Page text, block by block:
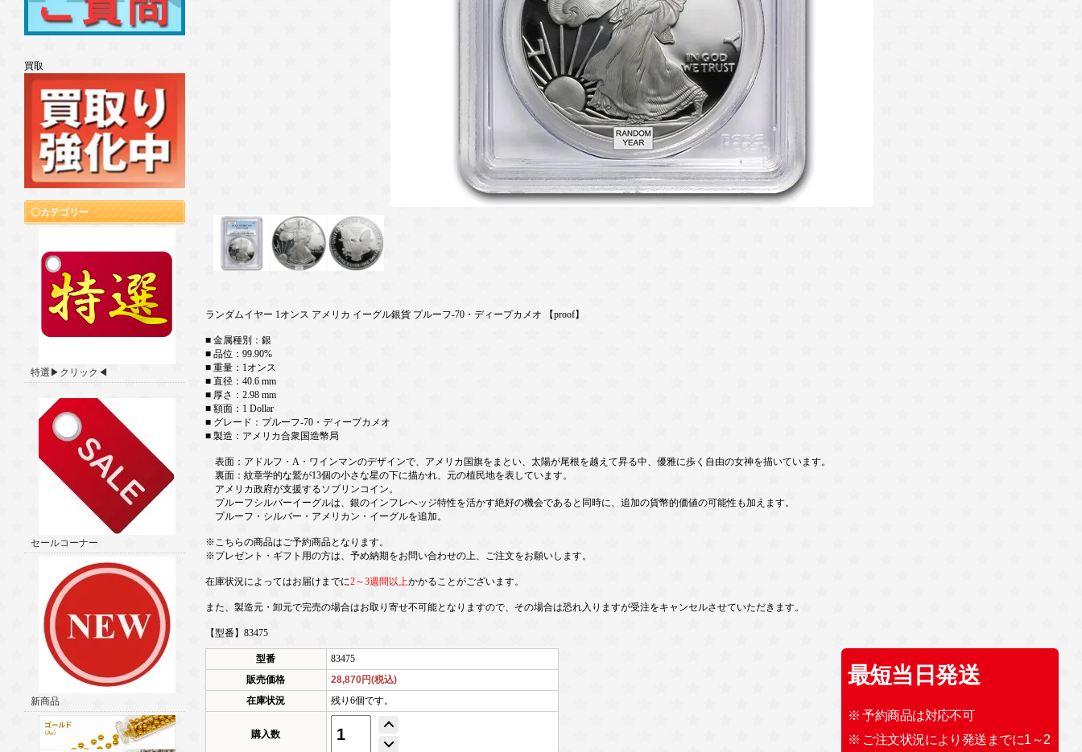
買取
カテゴリー
特選▶クリック◀
セールコーナー
新商品
ランダムイヤー 1オンス アメリカ イーグル銀貨 プルーフ-70・ディープカメオ 【proof】
■ 金属種別：銀
■ 品位：99.90%
■ 重量：1オンス
■ 直径：40.6 mm
■ 厚さ：2.98 mm
■ 額面：1 Dollar
■ グレード：プルーフ-70・ディープカメオ
■ 製造：アメリカ合衆国造幣局
表面：アドルフ・A・ワインマンのデザインで、アメリカ国旗をまとい、太陽が尾根を越えて昇る中、優雅に歩く自由の女神を描いています。
裏面：紋章学的な鷲が13個の小さな星の下に描かれ、元の植民地を表しています。
アメリカ政府が支援するソブリンコイン。
プルーフシルバーイーグルは、銀のインフレヘッジ特性を活かす絶好の機会であると同時に、追加の貨幣的価値の可能性も加えます。
プルーフ・シルバー・アメリカン・イーグルを追加。
※こちらの商品はご予約商品となります。
※プレゼント・ギフト用の方は、予め納期をお問い合わせの上、ご注文をお願いします。
在庫状況によってはお届けまでに2～3週間以上かかることがございます。
また、製造元・卸元で完売の場合はお取り寄せ不可能となりますので、その場合は恐れ入りますが受注をキャンセルさせていただきます。
【型番】83475
型番
83475
販売価格
28,870円(税込)
在庫状況
残り6個です。
購入数
最短当日発送
※ 予約商品は対応不可
※ ご注文状況により発送までに1～2